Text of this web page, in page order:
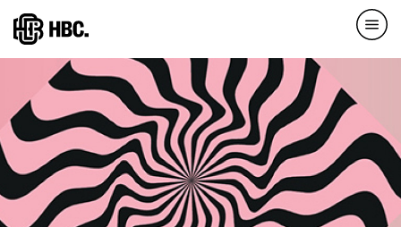
Direkt
zum
Inhalt